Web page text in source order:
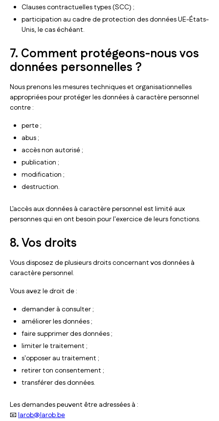
Clauses contractuelles types (SCC) ;
participation au cadre de protection des données UE-États-
Unis, le cas échéant.
7. Comment protégeons-nous vos
données personnelles ?
Nous prenons les mesures techniques et organisationnelles
appropriées pour protéger les données à caractère personnel
contre :
perte ;
abus ;
accès non autorisé ;
publication ;
modification ;
destruction.
L'accès aux données à caractère personnel est limité aux
personnes qui en ont besoin pour l'exercice de leurs fonctions.
8. Vos droits
Vous disposez de plusieurs droits concernant vos données à
caractère personnel.
Vous avez le droit de :
demander à consulter ;
améliorer les données ;
faire supprimer des données ;
limiter le traitement ;
s'opposer au traitement ;
retirer ton consentement ;
transférer des données.
Les demandes peuvent être adressées à :
📧larob@larob.be